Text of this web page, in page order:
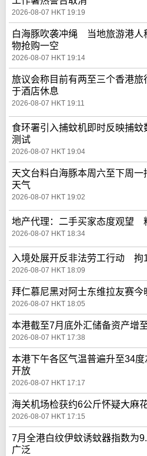
2026-08-07 HKT 19:19
白海豚吹袭冲绳 当地旅游港
物抢购一空
2026-08-07 HKT 19:14
旅议会称目前有两至三个香港
于酒店休息
2026-08-07 HKT 19:11
食环署引入捕蚊机即时反映捕
测试
2026-08-07 HKT 19:04
天文台料白海豚本周六至下周
天气
2026-08-07 HKT 19:02
地产代理：二手买家态度观望
2026-08-07 HKT 18:34
入境处展开反非法劳工行动 拘
2026-08-07 HKT 18:09
拜仁慕尼黑对阿士东维拉友赛今
2026-08-07 HKT 18:05
本港截至7月底外汇储备资产增
2026-08-07 HKT 17:38
本港下午各区气温普遍升至34
开放
2026-08-07 HKT 17:17
海关机场检获约6公斤怀疑大
2026-08-07 HKT 17:15
7月全港白纹伊蚊诱蚊器指数为
广泛